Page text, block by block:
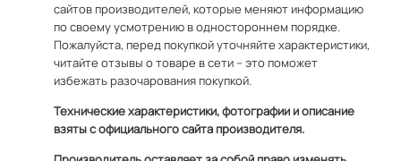
сайтов производителей, которые меняют информацию
по своему усмотрению в одностороннем порядке.
Пожалуйста, перед покупкой уточняйте характеристики,
читайте отзывы о товаре в сети – это поможет
избежать разочарования покупкой.
Технические характеристики, фотографии и описание
взяты с официального сайта производителя.